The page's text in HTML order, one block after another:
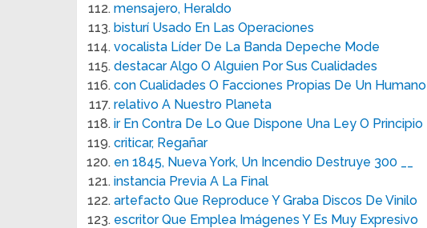
mensajero, Heraldo
bisturí Usado En Las Operaciones
vocalista Líder De La Banda Depeche Mode
destacar Algo O Alguien Por Sus Cualidades
con Cualidades O Facciones Propias De Un Humano
relativo A Nuestro Planeta
ir En Contra De Lo Que Dispone Una Ley O Principio
criticar, Regañar
en 1845, Nueva York, Un Incendio Destruye 300 __
instancia Previa A La Final
artefacto Que Reproduce Y Graba Discos De Vinilo
escritor Que Emplea Imágenes Y Es Muy Expresivo